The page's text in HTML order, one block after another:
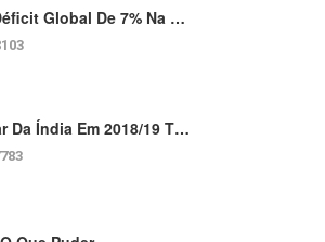
Global De 7% Na …
Da Índia Em 2018/19 T…